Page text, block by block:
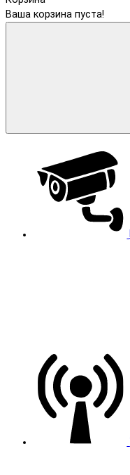
Ваша корзина пуста!